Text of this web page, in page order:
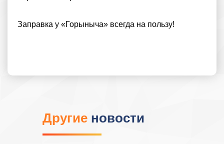
Заправка у «Горыныча» всегда на пользу!
Другие новости